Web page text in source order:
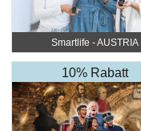
Smartlife - AUSTRIA
10% Rabatt